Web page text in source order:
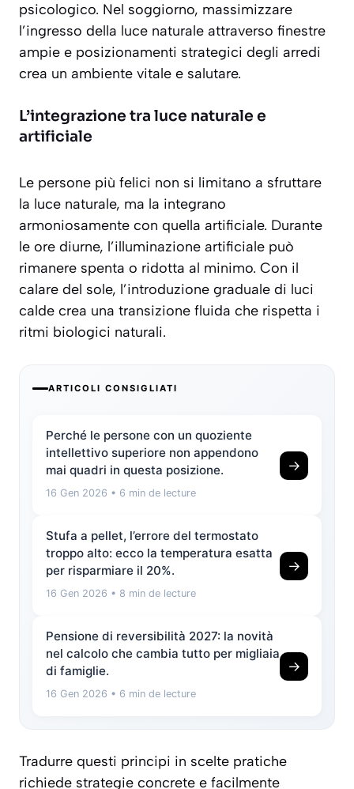
psicologico. Nel soggiorno, massimizzare
l’ingresso della luce naturale attraverso finestre
ampie e posizionamenti strategici degli arredi
crea un ambiente vitale e salutare.
L’integrazione tra luce naturale e
artificiale
Le persone più felici non si limitano a sfruttare
la luce naturale, ma la integrano
armoniosamente con quella artificiale. Durante
le ore diurne, l’illuminazione artificiale può
rimanere spenta o ridotta al minimo. Con il
calare del sole, l’introduzione graduale di luci
calde crea una transizione fluida che rispetta i
ritmi biologici naturali.
ARTICOLI CONSIGLIATI
Perché le persone con un quoziente
intellettivo superiore non appendono
mai quadri in questa posizione.
16 Gen 2026 • 6 min de lecture
→
Stufa a pellet, l’errore del termostato
troppo alto: ecco la temperatura esatta
per risparmiare il 20%.
16 Gen 2026 • 8 min de lecture
→
Pensione di reversibilità 2027: la novità
nel calcolo che cambia tutto per migliaia
di famiglie.
16 Gen 2026 • 6 min de lecture
→
Tradurre questi principi in scelte pratiche
richiede strategie concrete e facilmente